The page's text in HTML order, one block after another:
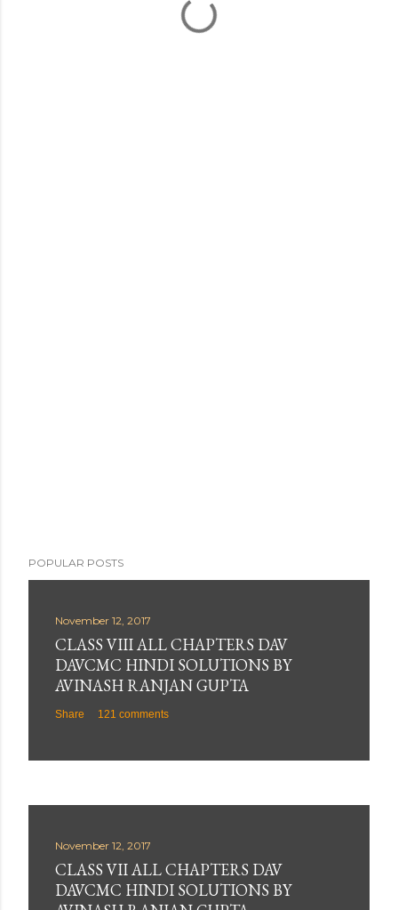
POPULAR POSTS
November 12, 2017
CLASS VIII ALL CHAPTERS DAV
DAVCMC HINDI SOLUTIONS BY
AVINASH RANJAN GUPTA
Share 121 comments
November 12, 2017
CLASS VII ALL CHAPTERS DAV
DAVCMC HINDI SOLUTIONS BY